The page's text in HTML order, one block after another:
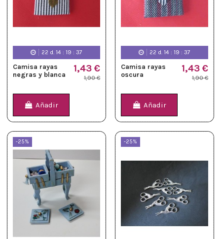
22d. 14: 19: 36
Camisa rayas
negras y blanca
1,43 €
1,90 €
Añadir
22d. 14: 19: 36
Camisa rayas
oscura
1,43 €
1,90 €
Añadir
-25% -25%